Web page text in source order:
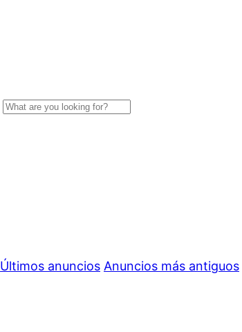
Últimos anuncios Anuncios más antiguos